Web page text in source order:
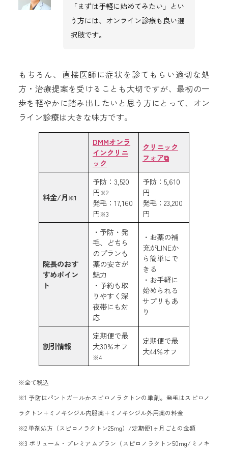
「まずは手軽に始めてみたい」とい
う方には、オンライン診療も良い選
択肢です。
もちろん、直接医師に症状を診てもらい適切な処
方・治療提案を受けることも大切ですが、最初の一
歩を軽やかに踏み出したいと思う方にとって、オン
ライン診療は大きな味方です。
DMMオンラ
インクリニ
ック
クリニック
フォア⧉
料金/月※1
予防：3,520
円※2
発毛：17,160
円※3
予防：5,610
円
発毛：23,200
円
院長のおす
すめポイン
ト
・予防・発
毛、どちら
のプランも
薬の安さが
魅力
・予約も取
りやすく深
夜帯にも対
応
・お薬の補
充がLINEか
ら簡単にで
きる
・お手軽に
始められる
サプリもあ
り
割引情報
定期便で最
大30%オフ
※4
定期便で最
大44%オフ
※全て税込
※1 予防はパントガールかスピロノラクトンの単剤。発毛はスピロノ
ラクトン＋ミノキシジル内服薬＋ミノキシジル外用薬の料金
※2 単剤処方（スピロノラクトン25mg）/定期便1ヶ月ごとの金額
※3 ボリューム・プレミアムプラン（スピロノラクトン50mg/ミノキ